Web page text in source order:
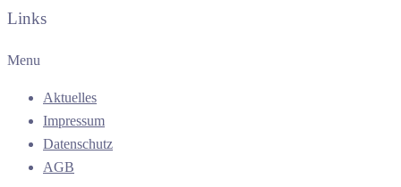
Links
Menu
Aktuelles
Impressum
Datenschutz
AGB